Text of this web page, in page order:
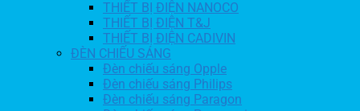
THIẾT BỊ ĐIỆN NANOCO
THIẾT BỊ ĐIỆN T&J
THIẾT BỊ ĐIỆN CADIVIN
ĐÈN CHIẾU SÁNG
Đèn chiếu sáng Opple
Đèn chiếu sáng Philips
Đèn chiếu sáng Paragon